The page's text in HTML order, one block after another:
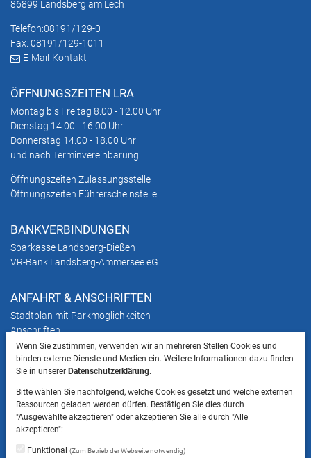
86899 Landsberg am Lech
Telefon:08191/129-0
Fax: 08191/129-1011
E-Mail-Kontakt
ÖFFNUNGSZEITEN LRA
Montag bis Freitag 8.00 - 12.00 Uhr
Dienstag 14.00 - 16.00 Uhr
Donnerstag 14.00 - 18.00 Uhr
und nach Terminvereinbarung
Öffnungszeiten Zulassungsstelle
Öffnungszeiten Führerscheinstelle
BANKVERBINDUNGEN
Sparkasse Landsberg-Dießen
VR-Bank Landsberg-Ammersee eG
ANFAHRT & ANSCHRIFTEN
Stadtplan mit Parkmöglichkeiten
Anschriften
HINWEIS
ins Landratsamt Landsberg am Lech NICHT
gestattet ist.
Wenn Sie zustimmen, verwenden wir an mehreren Stellen Cookies und
binden externe Dienste und Medien ein. Weitere Informationen dazu finden
Sie in unsererDatenschutzerklärung.
Bitte wählen Sie nachfolgend, welche Cookies gesetzt und welche externen
Ressourcen geladen werden dürfen. Bestätigen Sie dies durch
"Ausgewählte akzeptieren" oder akzeptieren Sie alle durch "Alle
akzeptieren":
Funktional(Zum Betrieb der Webseite notwendig)